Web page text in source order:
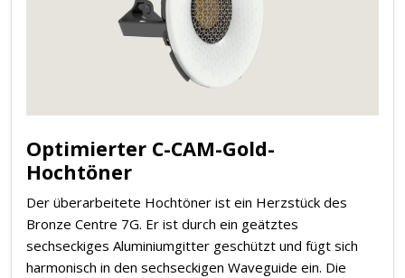
Optimierter C-CAM-Gold-
Hochtöner
Der überarbeitete Hochtöner ist ein Herzstück des
Bronze Centre 7G. Er ist durch ein geätztes
sechseckiges Aluminiumgitter geschützt und fügt sich
harmonisch in den sechseckigen Waveguide ein. Die